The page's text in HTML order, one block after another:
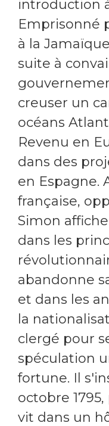
introduction
Emprisonné
à la
suite à
creuser un
océans
Revenu en
dans des
en Espagne.
française,
Simon
dans les
abandonne
et dans les
la
clergé pour
spéculation
fortune. Il
octobre
vit dans un